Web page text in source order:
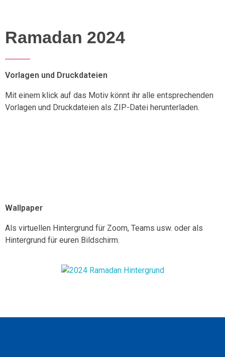
Ramadan 2024
Vorlagen und Druckdateien
Mit einem klick auf das Motiv könnt ihr alle entsprechenden
Vorlagen und Druckdateien als ZIP-Datei herunterladen.
Wallpaper
Als virtuellen Hintergrund für Zoom, Teams usw. oder als
Hintergrund für euren Bildschirm.